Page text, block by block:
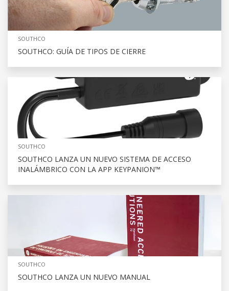
SOUTHCO
SOUTHCO: GUÍA DE TIPOS DE CIERRE
SOUTHCO
SOUTHCO LANZA UN NUEVO SISTEMA DE ACCESO
INALÁMBRICO CON LA APP KEYPANION™
SOUTHCO
SOUTHCO LANZA UN NUEVO MANUAL